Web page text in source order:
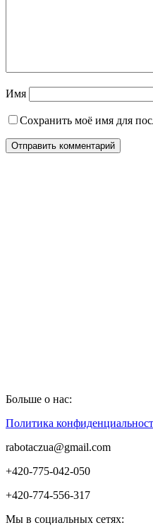
Имя
Сохранить моё имя для
Больше о нас:
Политика
rabotaczua@gmail.com
+420-775-042-050
+420-774-556-317
Мы в социальных сетях: